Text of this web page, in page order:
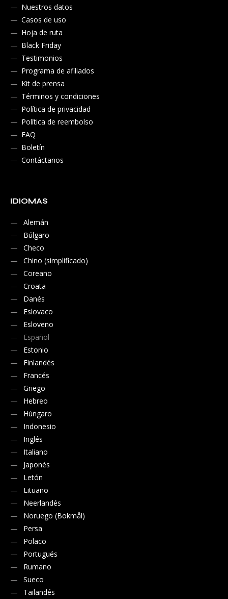
Nuestros datos
Casos de uso
Hoja de ruta
Black Friday
Testimonios
Programa de afiliados
Kit de prensa
Términos y condiciones
Política de privacidad
Política de reembolso
FAQ
Boletín
Contáctanos
IDIOMAS
Alemán
Búlgaro
Checo
Chino (simplificado)
Coreano
Croata
Danés
Eslovaco
Esloveno
Español
Estonio
Finlandés
Francés
Griego
Hebreo
Húngaro
Indonesio
Inglés
Italiano
Japonés
Letón
Lituano
Neerlandés
Noruego (Bokmål)
Persa
Polaco
Portugués
Rumano
Sueco
Tailandés